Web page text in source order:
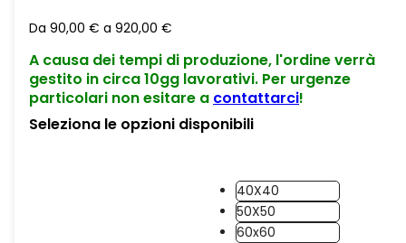
Da 90,00 € a 920,00 €
A causa dei tempi di produzione, l'ordine verrà
gestito in circa 10gg lavorativi. Per urgenze
particolari non esitare a contattarci!
Seleziona le opzioni disponibili
40X40
50X50
60x60